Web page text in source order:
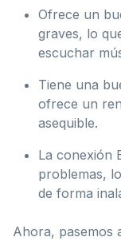
Ofrece un
graves, lo
escuchar
Tiene una
ofrece un
asequible.
La conexión
problemas,
de forma
Ahora, pasemos